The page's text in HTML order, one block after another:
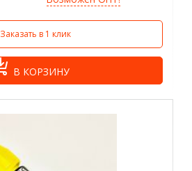
Заказать в 1 клик
В КОРЗИНУ